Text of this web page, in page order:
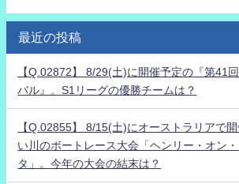
最近の投稿
【Q.02872】 8/29(土)に開催予定の『第41
バル』。S1リーグの優勝チームは？
【Q.02855】 8/15(土)にオーストラリアで
い川のボートレース大会「ヘンリー・オン
タ」。今年の大会の結末は？